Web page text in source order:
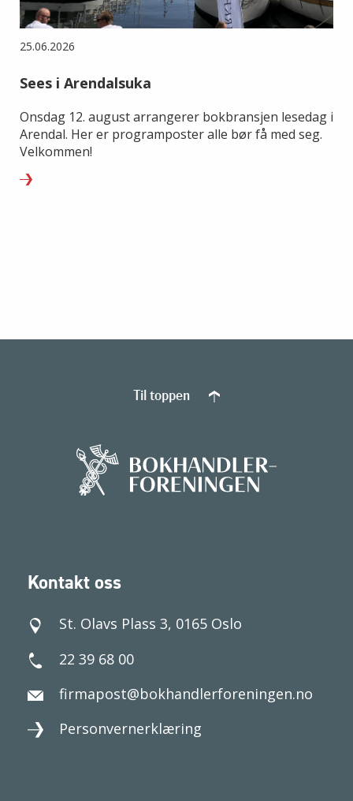
25.06.2026
Sees i Arendalsuka
Onsdag 12. august arrangerer bokbransjen lesedag i
Arendal. Her er programposter alle bør få med seg.
Velkommen!
Kontakt oss
St. Olavs Plass 3, 0165 Oslo
22 39 68 00
firmapost@bokhandlerforeningen.no
Personvernerklæring
Til toppen